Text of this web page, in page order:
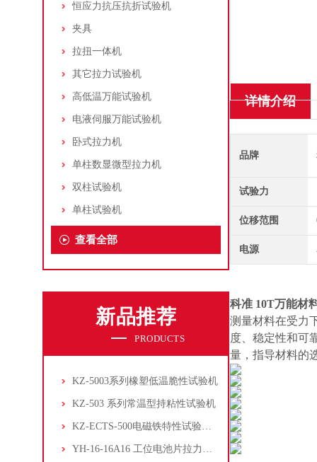
恒应力抗压抗折试验机
夹具
拉扭一体机
其它拉力试验机
高低温万能试验机
电液伺服万能试验机
卧式拉力机
单柱数显微型拉力机
双柱试验机
单柱试验机
查看全部
新品推荐
PRODUCTS
KZ-5003系列橡塑低温脆性试验机
KZ-503 系列常温型持粘性试验机
KZ-ECTS-500电磁铁特性试验系统
YH-16-16A16 工位电池片拉力试验机
详情介绍
品牌
试验力
位移范围
电源
科准 10T万能材
测量材料在受力
度、稳定性和可
量，指导材料的